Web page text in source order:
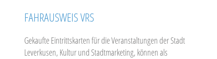
FAHRAUSWEIS VRS
Gekaufte Eintrittskarten für die Veranstaltungen der Stadt
Leverkusen, Kultur und Stadtmarketing, können als